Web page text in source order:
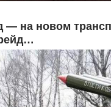
— на новом